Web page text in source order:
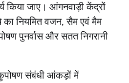
किया जाए। आंगनवाड़ी केंद्रों
नियमित वजन, सैम एवं मैम
पुनर्वास और सतत निगरानी
कुपोषण संबंधी आंकड़ों में